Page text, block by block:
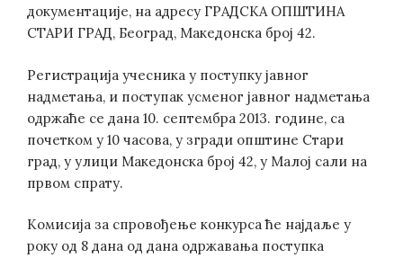
документације, на адресу ГРАДСКА ОПШТИНА
СТАРИ ГРАД, Београд, Македонска број 42.
Регистрација учесника у поступку јавног
надметања, и поступак усменог јавног надметања
одржаће се дана 10. септембра 2013. године, са
почетком у 10 часова, у згради општине Стари
град, у улици Македонска број 42, у Малој сали на
првом спрату.
Комисија за спровођење конкурса ће најдаље у
року од 8 дана од дана одржавања поступка